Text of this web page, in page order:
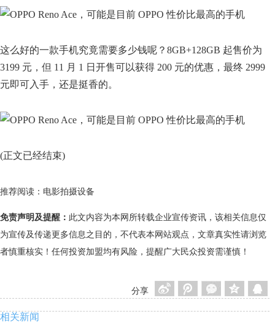
这么好的一款手机究竟需要多少钱呢？8GB+128GB 起售价为
3199 元，但 11 月 1 日开售可以获得 200 元的优惠，最终 2999
元即可入手，还是挺香的。
(正文已经结束)
推荐阅读： 电影拍摄设备
免责声明及提醒： 此文内容为本网所转载企业宣传资讯，该相关信息仅
为宣传及传递更多信息之目的，不代表本网站观点，文章真实性请浏览
者慎重核实！任何投资加盟均有风险，提醒广大民众投资需谨慎！
分享
相关新闻